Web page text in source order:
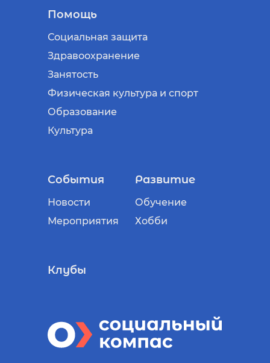
Помощь
Социальная защита
Здравоохранение
Занятость
Физическая культура и спорт
Образование
Культура
События
Новости
Мероприятия
Развитие
Обучение
Хобби
Клубы